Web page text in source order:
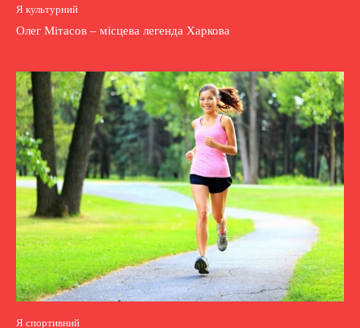
Я культурний
Олег Мітасов – місцева легенда Харкова
Я спортивний